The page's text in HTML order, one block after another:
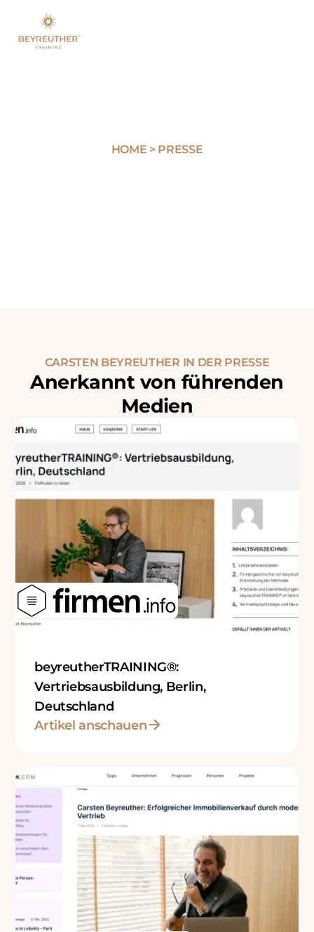
HOME > PRESSE
CARSTEN BEYREUTHER IN DER PRESSE
Anerkannt von führenden
Medien
beyreutherTRAINING®:
Vertriebsausbildung, Berlin,
Deutschland
Artikel anschauen